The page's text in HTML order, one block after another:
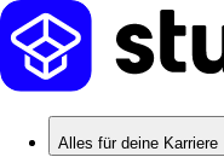
Alles für deine Karriere